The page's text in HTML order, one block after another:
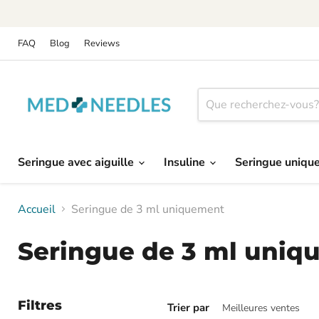
FAQ Blog Reviews
Seringue avec aiguille Insuline Seringue
Accueil Seringue de 3 ml uniquement
Seringue de 3 ml
Filtres Trier par